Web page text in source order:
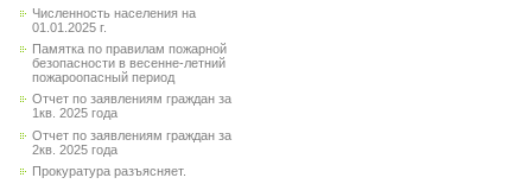
Численность населения на
01.01.2025 г.
Памятка по правилам пожарной
безопасности в весенне-летний
пожароопасный период
Отчет по заявлениям граждан за
1кв. 2025 года
Отчет по заявлениям граждан за
2кв. 2025 года
Прокуратура разъясняет.